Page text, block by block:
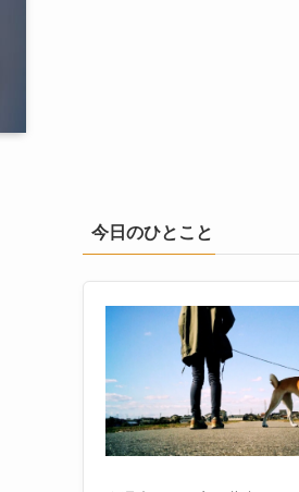
今日のひとこと